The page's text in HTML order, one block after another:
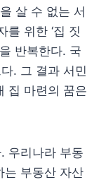
살 수 없는 서
를 위한 ‘집 짓
반복한다. 국
. 그 결과 서민
집 마련의 꿈은
우리나라 부동
는 부동산 자산